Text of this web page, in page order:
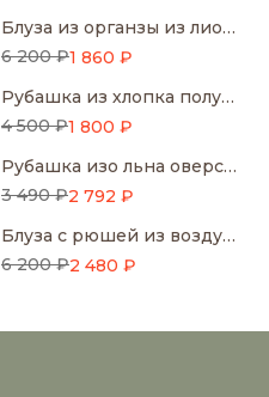
Блуза из органзы из лиоцелла
1 860 ₽
6 200 ₽
Рубашка из хлопка полуприлегающая
1 800 ₽
4 500 ₽
Рубашка изо льна оверсайз
2 792 ₽
3 490 ₽
Блуза с рюшей из воздушного трикотажа
2 480 ₽
6 200 ₽